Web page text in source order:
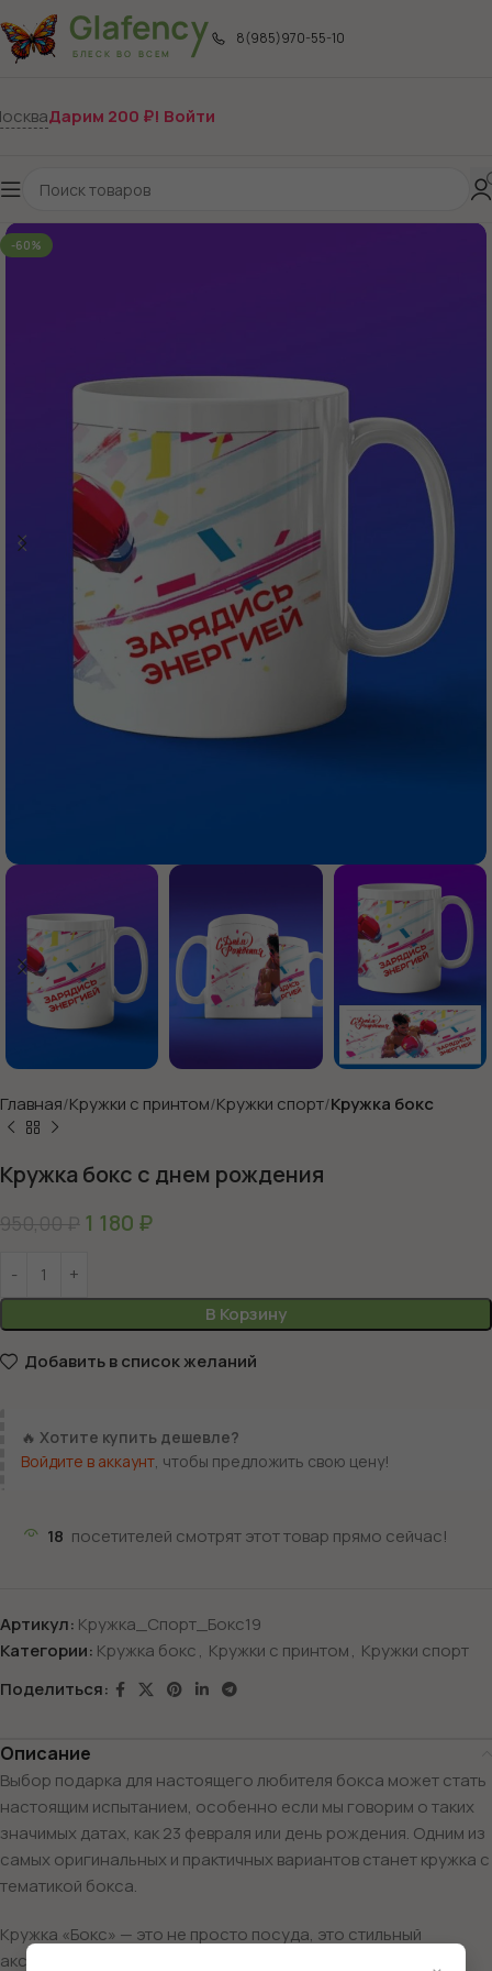
8(985)970-55-10
Дарим 200 ₽! Войти
-60%
Главная Кружки с принтом Кружки спорт Кружка бокс
Кружка бокс с днем рождения
950,00₽ 1 180 ₽
В Корзину
Добавить в список желаний
🔥 Хотите купить дешевле?
Войдите в аккаунт , чтобы предложить свою цену!
18 посетителей смотрят этот товар прямо сейчас!
Артикул: Кружка_Спорт_Бокс19
Категории: Кружка бокс, Кружки с принтом, Кружки спорт
Поделиться:
Описание
Выбор подарка для настоящего любителя бокса может стать
настоящим испытанием, особенно если мы говорим о таких
значимых датах, как 23 февраля или день рождения. Одним из
самых оригинальных и практичных вариантов станет кружка с
тематикой бокса.
Кружка «Бокс» — это не просто посуда, это стильный
аксессуар, который отразит увлечение вашего парня.